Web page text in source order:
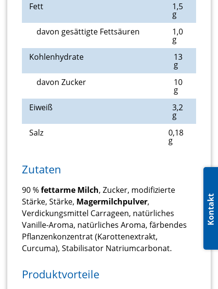
Fett
1,5
g
davon gesättigte Fettsäuren
1,0
g
Kohlenhydrate
13
g
davon Zucker
10
g
Eiweiß
3,2
g
Salz
0,18
g
Zutaten
90 %fettarme Milch, Zucker, modifizierte
Stärke, Stärke, Magermilchpulver,
Verdickungsmittel Carrageen, natürliches
Vanille-Aroma, natürliches Aroma, färbendes
Pflanzenkonzentrat (Karottenextrakt,
Curcuma), Stabilisator Natriumcarbonat.
Produktvorteile
Kontakt